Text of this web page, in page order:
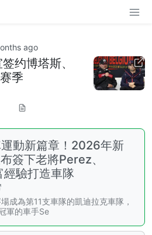
ago
约博塔斯、
季
動新篇章！2026年新
簽下老將Perez、
驗打造車隊
成為第11支車隊的凱迪拉克車隊，
軍的車手Se